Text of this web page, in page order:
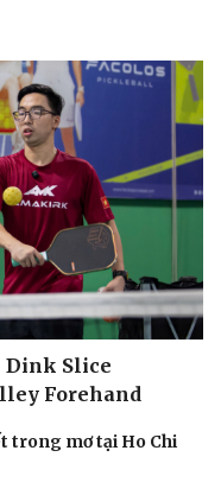
chuyện thời sự
truyện đêm khuya
sổ tình yêu
giống tâm hồn
Dink Slice
Forehand
trong mơ tại Ho Chi